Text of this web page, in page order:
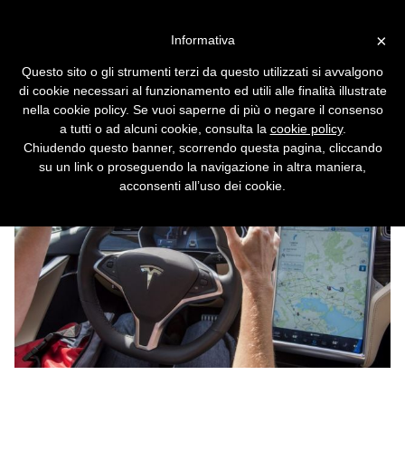
opzionali nelle auto rivendute
Cassandra Crossing/ Tra licenze software,
copyright e Dmca, c'è davvero da stupirsi?
×
Informativa
Questo sito o gli strumenti terzi da questo utilizzati si avvalgono
di cookie necessari al funzionamento ed utili alle finalità illustrate
nella cookie policy. Se vuoi saperne di più o negare il consenso
a tutti o ad alcuni cookie, consulta la cookie policy.
Chiudendo questo banner, scorrendo questa pagina, cliccando
su un link o proseguendo la navigazione in altra maniera,
acconsenti all’uso dei cookie.